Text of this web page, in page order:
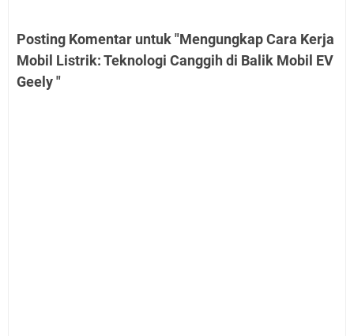
Posting Komentar untuk "Mengungkap Cara Kerja
Mobil Listrik: Teknologi Canggih di Balik Mobil EV
Geely "